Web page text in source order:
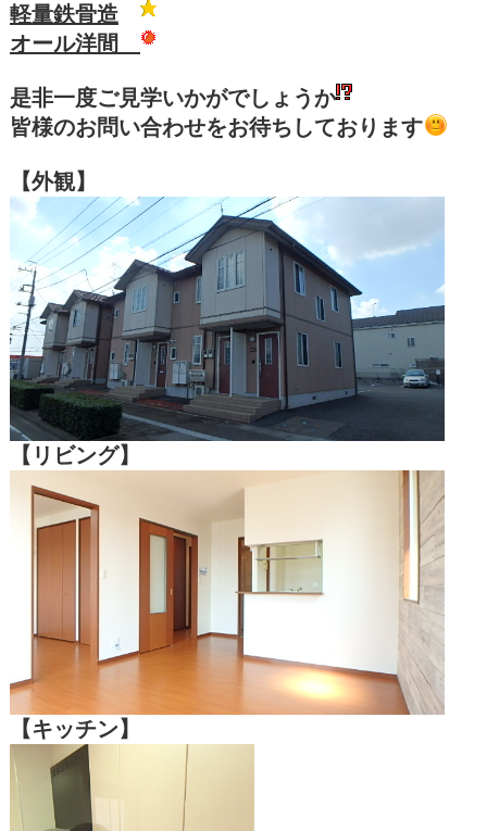
軽量鉄骨造
オール洋間
是非一度ご見学いかがでしょうか
皆様のお問い合わせをお待ちしております
【外観】
【リビング】
【キッチン】